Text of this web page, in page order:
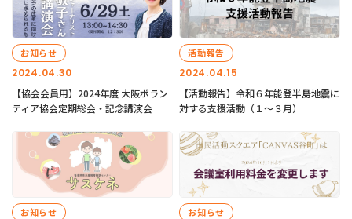
2024.04.30
お知らせ
【協会会員用】2024年度 大阪ボラン
ティア協会定期総会・記念講演会
2024.04.15
活動報告
【活動報告】令和６年能登半島地震に
対する支援活動（１〜３月）
お知らせ お知らせ